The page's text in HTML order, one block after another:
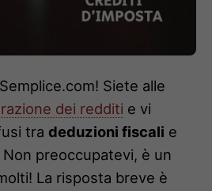
Siete alle
dei redditi e vi
tra deduzioni fiscali e
Non preoccupatevi, è un
La risposta breve è